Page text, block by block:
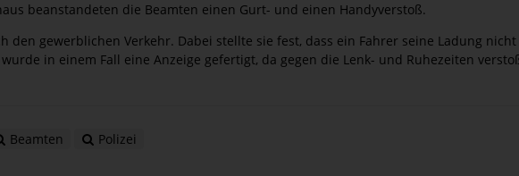
beanstandeten die Beamten einen Gurt- und einen Handyverstoß.
den gewerblichen Verkehr. Dabei stellte sie fest, dass ein Fahrer seine Ladung
in einem Fall eine Anzeige gefertigt, da gegen die Lenk- und Ruhezeiten
Beamten Polizei